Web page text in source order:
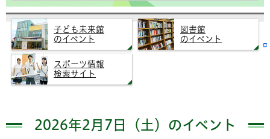
子ども未来館
のイベント
図書館
のイベント
スポーツ情報
検索サイト
2026年2月7日（土）のイベント